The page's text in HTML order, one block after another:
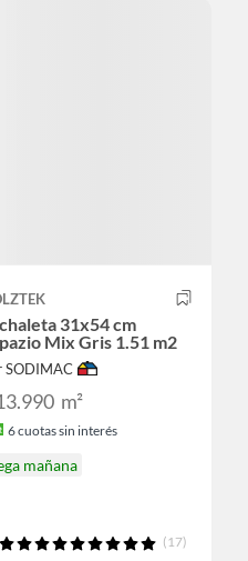
31x54 cm
Mix Gris 1.51 m2
SODIMAC
m²
6cuotas sin interés
mañana
(17)